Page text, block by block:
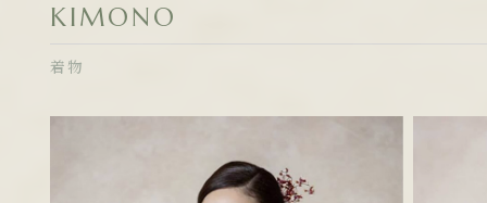
KIMONO
着物